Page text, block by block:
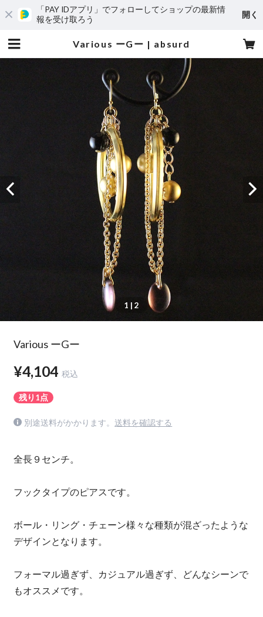
「PAY IDアプリ」でフォローしてショップの最新情
報を受け取ろう
開く
Various ーGー | absurd
1 | 2
Various ーGー
¥4,104 税込
残り1点
別途送料がかかります。 送料を確認する
全長９センチ。
フックタイプのピアスです。
ボール・リング・チェーン様々な種類が混ざったような
デザインとなります。
フォーマル過ぎず、カジュアル過ぎず、どんなシーンで
もオススメです。